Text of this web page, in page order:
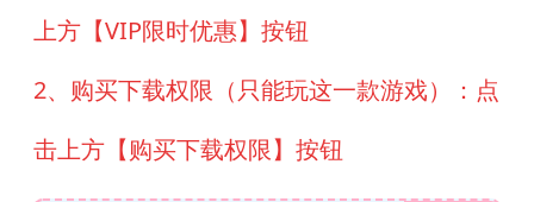
上方【VIP限时优惠】按钮
2、购买下载权限（只能玩这一款游戏）：点
击上方【购买下载权限】按钮